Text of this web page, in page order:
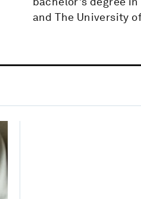
and The University